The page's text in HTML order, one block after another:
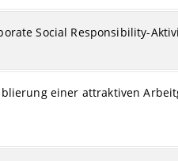
Social Responsibility-
einer attraktiven